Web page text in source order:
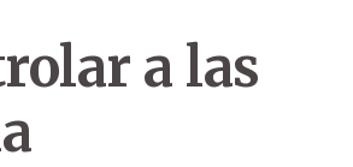
a las